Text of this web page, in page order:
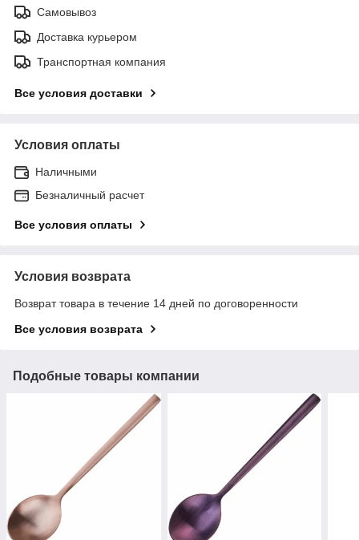
Самовывоз
Доставка курьером
Транспортная компания
Все условия доставки
Условия оплаты
Наличными
Безналичный расчет
Все условия оплаты
Условия возврата
Возврат товара в течение 14 дней по договоренности
Все условия возврата
Подобные товары компании